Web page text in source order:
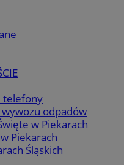
telefony
odpadów
w Piekarach
Piekarach
Śląskich